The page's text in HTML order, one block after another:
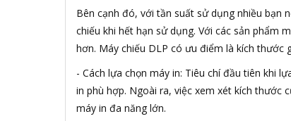
ABCNOVEL
Abel
Abo
ACASIS
Acatel
Acbel
Accer
Bên cạnh đó, với tần suất sử dụng nhiều bạn
chiếu khi hết hạn sử dụng. Với các sản phẩm
hơn. Máy chiếu DLP có ưu điểm là kích thước
- Cách lựa chọn máy in: Tiêu chí đầu tiên khi
in phù hợp. Ngoài ra, việc xem xét kích thước
máy in đa năng lớn.